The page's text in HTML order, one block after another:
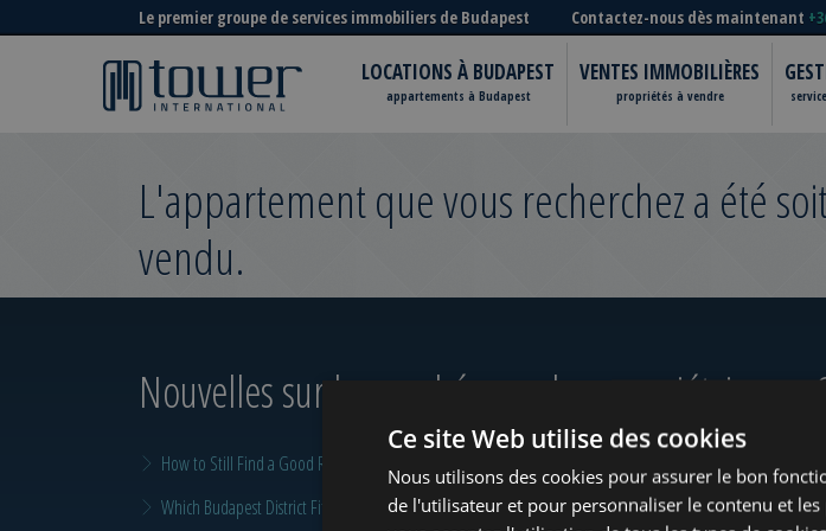
Le premier groupe de services immobiliers de Budapest Contactez-nous dès maintenant
LOCATIONS À BUDAPEST
appartements à Budapest
VENTES IMMOBILIÈRES
propriétés à vendre
L'appartement que vous recherchez a été
vendu.
Nouvelles sur le marché pour les propriétaires
How to Still Find a Good Rental in Budapest at the End of August
Which Budapest District Fits Which Property Investor in 2026?
Ce site Web utilise des cookies
Nous utilisons des cookies pour assurer le bon
de l'utilisateur et pour personnaliser le contenu et